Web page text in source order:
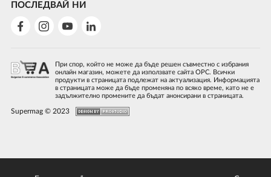
ПОСЛЕДВАЙ НИ
При спор, който не може да бъде решен съвместно с избрания
онлайн магазин, можете да използвате сайта ОРС. Всички
продукти в страницата подлежат на актуализация. Информацията
в страницата може да бъде променяна по всяко време, като не е
задължително промените да бъдат анонсирани в страницата.
Supermag © 2023